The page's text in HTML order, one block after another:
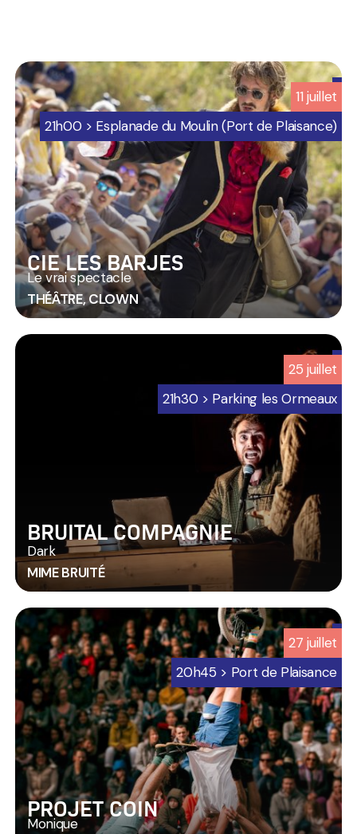
11 juillet
21h00 > Esplanade du Moulin (Port de Plaisance)
6
-
Programmation
Jard
sur
mer
CIE LES BARJES
Le vrai spectacle
THÉÂTRE, CLOWN
25 juillet
21h30 > Parking les Ormeaux
BRUITAL COMPAGNIE
Dark
MIME BRUITÉ
27 juillet
20h45 > Port de Plaisance
6
-
Programmation
Jard
sur
mer
PROJET COIN
Monique